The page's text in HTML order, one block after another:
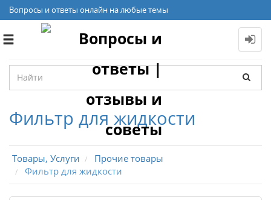
Вопросы и ответы онлайн на любые темы
Toggle
Фильтр для жидкости
Товары, Услуги
Прочие товары
Фильтр для жидкости